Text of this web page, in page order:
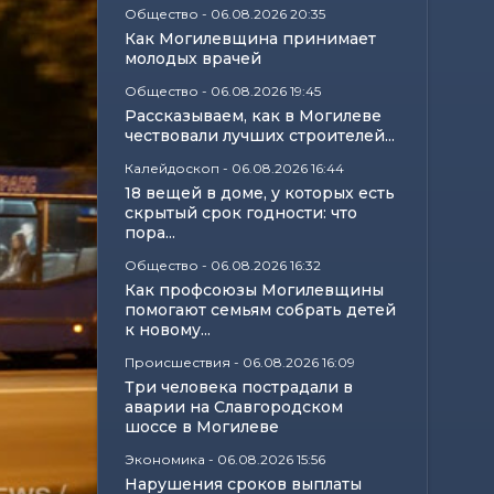
Общество - 06.08.2026 20:35
Как Могилевщина принимает
молодых врачей
Общество - 06.08.2026 19:45
Рассказываем, как в Могилеве
чествовали лучших строителей...
Калейдоскоп - 06.08.2026 16:44
18 вещей в доме, у которых есть
скрытый срок годности: что
пора...
Общество - 06.08.2026 16:32
Как профсоюзы Могилевщины
помогают семьям собрать детей
к новому...
Происшествия - 06.08.2026 16:09
Три человека пострадали в
аварии на Славгородском
шоссе в Могилеве
Экономика - 06.08.2026 15:56
Нарушения сроков выплаты